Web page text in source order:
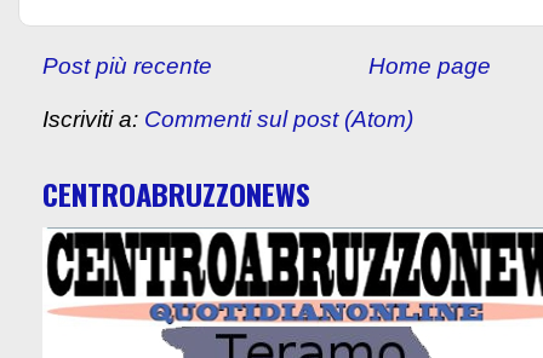
Post più recente Home page
Iscriviti a: Commenti sul post (Atom)
CENTROABRUZZONEWS